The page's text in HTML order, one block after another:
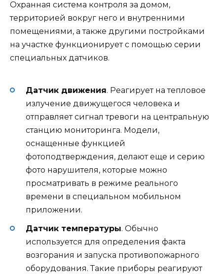
Охранная система контроля за домом,
территорией вокруг него и внутренними
помещениями, а также другими постройками
на участке функционирует с помощью серии
специальных датчиков.
Датчик движения. Реагирует на тепловое
излучение движущегося человека и
отправляет сигнал тревоги на центральную
станцию мониторинга. Модели,
оснащенные функцией
фотоподтверждения, делают еще и серию
фото нарушителя, которые можно
просматривать в режиме реального
времени в специальном мобильном
приложении.
Датчик температуры. Обычно
используется для определения факта
возгорания и запуска противопожарного
оборудования. Такие приборы реагируют